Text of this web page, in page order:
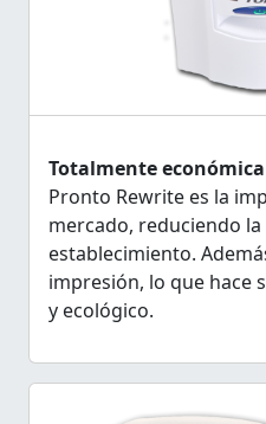
Totalmente económica
Pronto Rewrite es la
mercado, reduciendo
establecimiento.
impresión, lo que hace
y ecológico.